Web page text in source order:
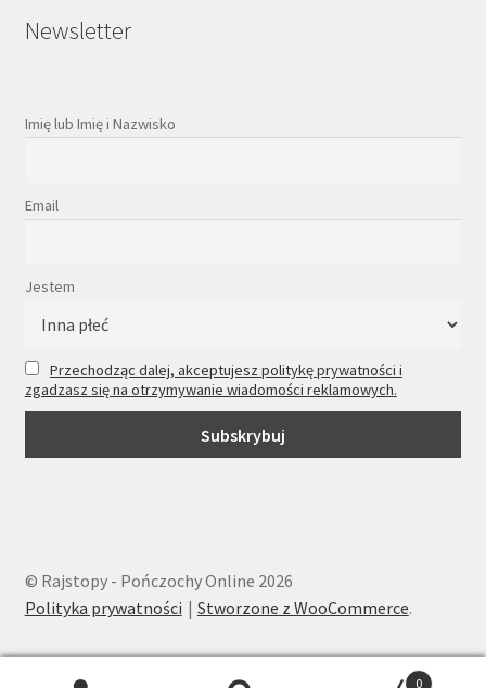
Newsletter
Imię lub Imię i Nazwisko
Email
Jestem
Przechodząc dalej, akceptujesz politykę prywatności i
zgadzasz się na otrzymywanie wiadomości reklamowych.
© Rajstopy - Pończochy Online 2026
Polityka prywatności
Stworzone z WooCommerce.
0